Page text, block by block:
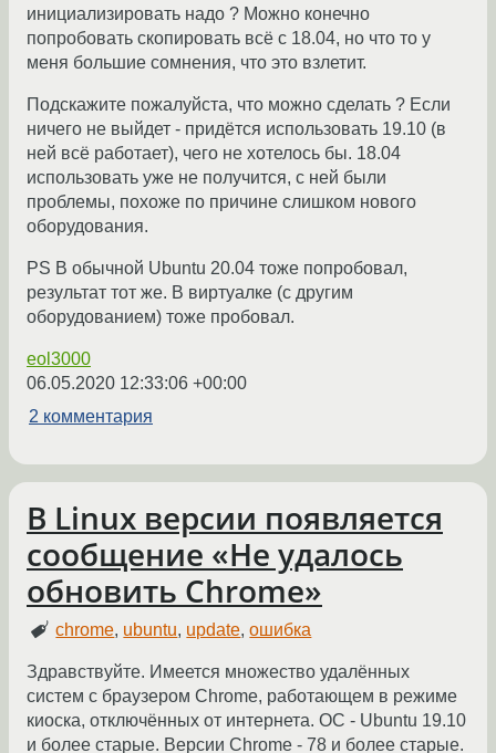
инициализировать надо ? Можно конечно
попробовать скопировать всё с 18.04, но что то у
меня большие сомнения, что это взлетит.
Подскажите пожалуйста, что можно сделать ? Если
ничего не выйдет - придётся использовать 19.10 (в
ней всё работает), чего не хотелось бы. 18.04
использовать уже не получится, с ней были
проблемы, похоже по причине слишком нового
оборудования.
PS В обычной Ubuntu 20.04 тоже попробовал,
результат тот же. В виртуалке (с другим
оборудованием) тоже пробовал.
eol3000
06.05.2020 12:33:06 +00:00
2 комментария
В Linux версии появляется
сообщение «Не удалось
обновить Сhrome»
chrome, ubuntu, update,ошибка
Здравствуйте. Имеется множество удалённых
систем с браузером Chrome, работающем в режиме
киоска, отключённых от интернета. ОС - Ubuntu 19.10
и более старые. Версии Chrome - 78 и более старые.